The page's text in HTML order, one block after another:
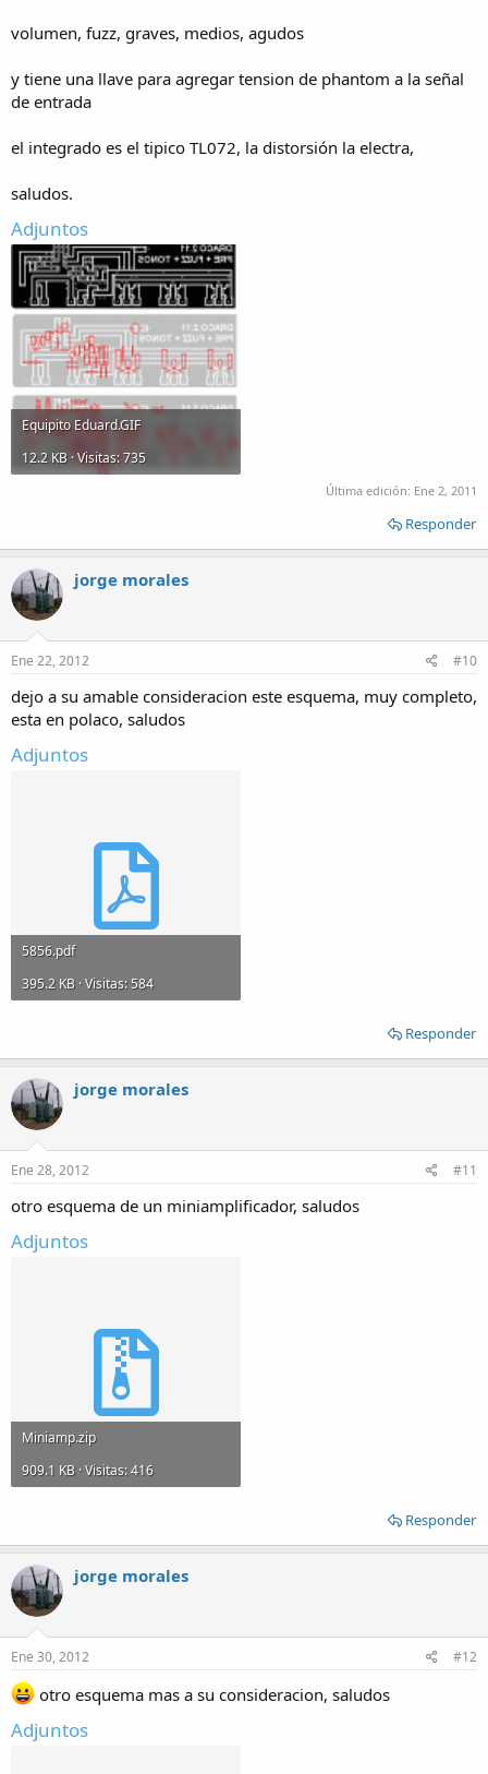
volumen, fuzz, graves, medios, agudos
y tiene una llave para agregar tension de phantom a la señal
de entrada
el integrado es el tipico TL072, la distorsión la electra,
saludos.
Adjuntos
Equipito Eduard.GIF
12.2 KB · Visitas: 735
Última edición: Ene 2, 2011
Responder
jorge morales
Ene 22, 2012 #10
dejo a su amable consideracion este esquema, muy completo,
esta en polaco, saludos
Adjuntos
5856.pdf
395.2 KB · Visitas: 584
Responder
jorge morales
Ene 28, 2012 #11
otro esquema de un miniamplificador, saludos
Adjuntos
Miniamp.zip
909.1 KB · Visitas: 416
Responder
jorge morales
Ene 30, 2012 #12
otro esquema mas a su consideracion, saludos
Adjuntos